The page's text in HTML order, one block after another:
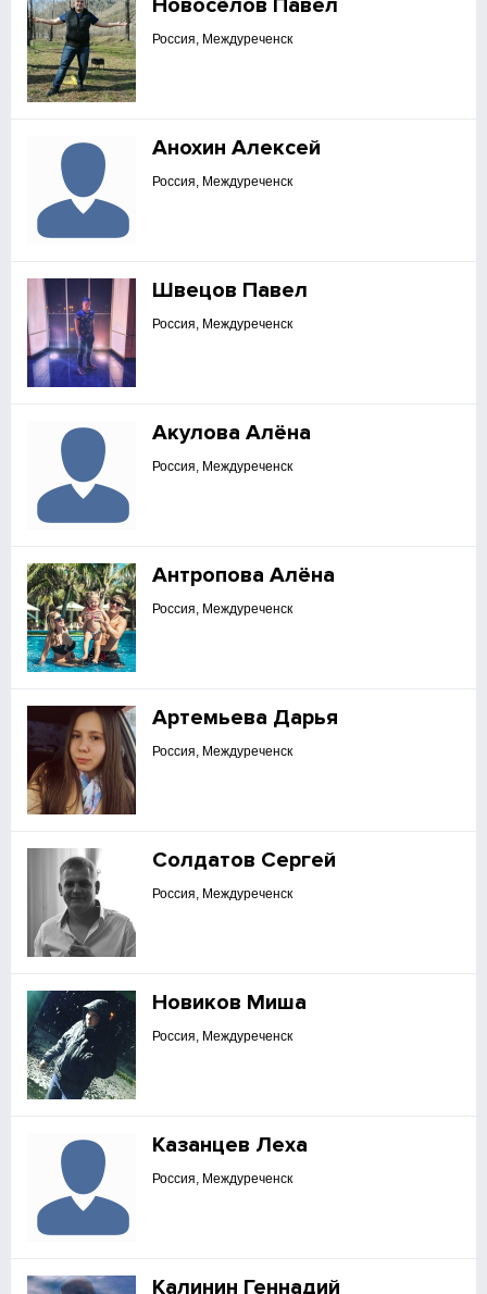
Новосёлов Павел
Россия, Междуреченск
Анохин Алексей
Россия, Междуреченск
Швецов Павел
Россия, Междуреченск
Акулова Алёна
Россия, Междуреченск
Антропова Алёна
Россия, Междуреченск
Артемьева Дарья
Россия, Междуреченск
Солдатов Сергей
Россия, Междуреченск
Новиков Миша
Россия, Междуреченск
Казанцев Леха
Россия, Междуреченск
Калинин Геннадий